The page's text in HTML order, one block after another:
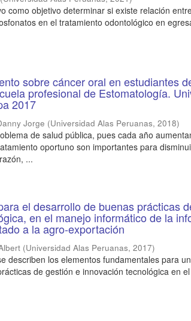
como objetivo determinar si existe relación
en el tratamiento odontológico en
sobre cáncer oral en estudiantes
profesional de Estomatología.
2017
Jorge (Universidad Alas Peruanas,2018)
de salud pública, pues cada año
oportuno son importantes para
...
el desarrollo de buenas prácticas
en el manejo informático de la
a la agro-exportación
(Universidad Alas Peruanas,2017)
describen los elementos fundamentales para
de gestión e innovación tecnológica en